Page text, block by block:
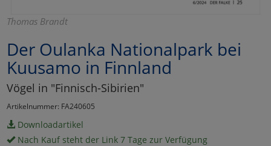
Thomas Brandt
Der Oulanka Nationalpark bei
Kuusamo in Finnland
Vögel in "Finnisch-Sibirien"
Artikelnummer: FA240605
Downloadartikel
Nach Kauf steht der Link 7 Tage zur Verfügung
Marketing
Umfragetools
Cookies
Einstellungen speichern